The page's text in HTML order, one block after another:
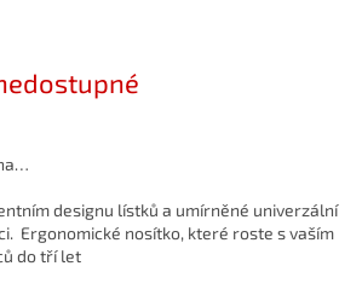
designu lístků a umírněné univerzální
Ergonomické nosítko, které roste s vaším
do tří let